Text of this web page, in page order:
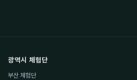
광역시 체험단
부산 체험단